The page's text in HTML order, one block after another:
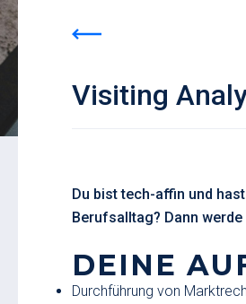
Visiting
Du bist tech-affin und
Berufsalltag? Dann
DEINE
Durchführung von